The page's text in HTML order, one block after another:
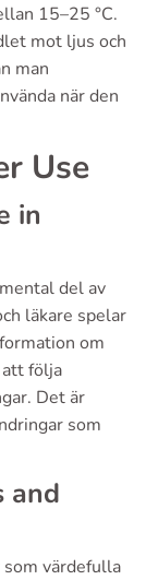
15–25 °C.
mot ljus och
man
när den
Use
in
del av
läkare spelar
om
följa
Det är
som
and
värdefulla